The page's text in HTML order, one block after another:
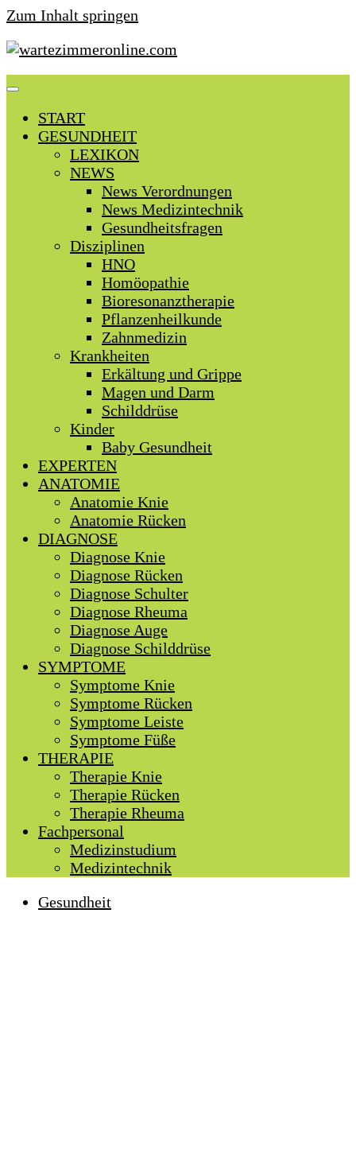
Zum Inhalt springen
START
GESUNDHEIT
LEXIKON
NEWS
News Verordnungen
News Medizintechnik
Gesundheitsfragen
Disziplinen
HNO
Homöopathie
Bioresonanztherapie
Pflanzenheilkunde
Zahnmedizin
Krankheiten
Erkältung und Grippe
Magen und Darm
Schilddrüse
Kinder
Baby Gesundheit
EXPERTEN
ANATOMIE
Anatomie Knie
Anatomie Rücken
DIAGNOSE
Diagnose Knie
Diagnose Rücken
Diagnose Schulter
Diagnose Rheuma
Diagnose Auge
Diagnose Schilddrüse
SYMPTOME
Symptome Knie
Symptome Rücken
Symptome Leiste
Symptome Füße
THERAPIE
Therapie Knie
Therapie Rücken
Therapie Rheuma
Fachpersonal
Medizinstudium
Medizintechnik
Gesundheit